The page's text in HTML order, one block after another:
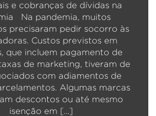
e cobranças de dívidas na
Na pandemia, muitos
precisaram pedir socorro às
Custos previstos em
que incluem pagamento de
de marketing, tiveram de
com adiamentos de
Algumas marcas
descontos ou até mesmo
isenção em […]